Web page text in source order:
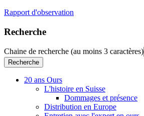
Rapport d'observation
Recherche
Chaine de recherche (au moins 3 caractères)
20 ans Ours
L'histoire en Suisse
Dommages et présence
Distribution en Europe